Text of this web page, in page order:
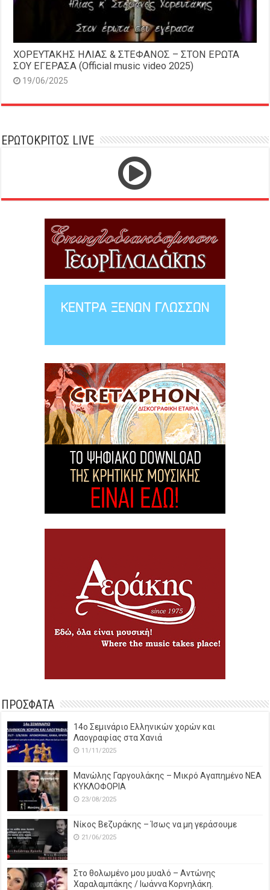
ΧΟΡΕΥΤΑΚΗΣ ΗΛΙΑΣ & ΣΤΕΦΑΝΟΣ – ΣΤΟΝ ΕΡΩΤΑ
ΣΟΥ ΕΓΕΡΑΣΑ (Official music video 2025)
19/06/2025
ΕΡΩΤΟΚΡΙΤΟΣ LIVE
ΠΡΟΣΦΑΤΑ
14o Σεμινάριο Ελληνικών χορών και
Λαογραφίας στα Χανιά
11/11/2025
Μανώλης Γαργουλάκης – Μικρό Αγαπημένο NEΑ
ΚΥΚΛΟΦΟΡΙΑ
23/08/2025
Νίκος Βεζυράκης – Ίσως να μη γεράσουμε
21/06/2025
Στο θολωμένο μου μυαλό – Αντώνης
Χαραλαμπάκης / Ιωάννα Κορνηλάκη.